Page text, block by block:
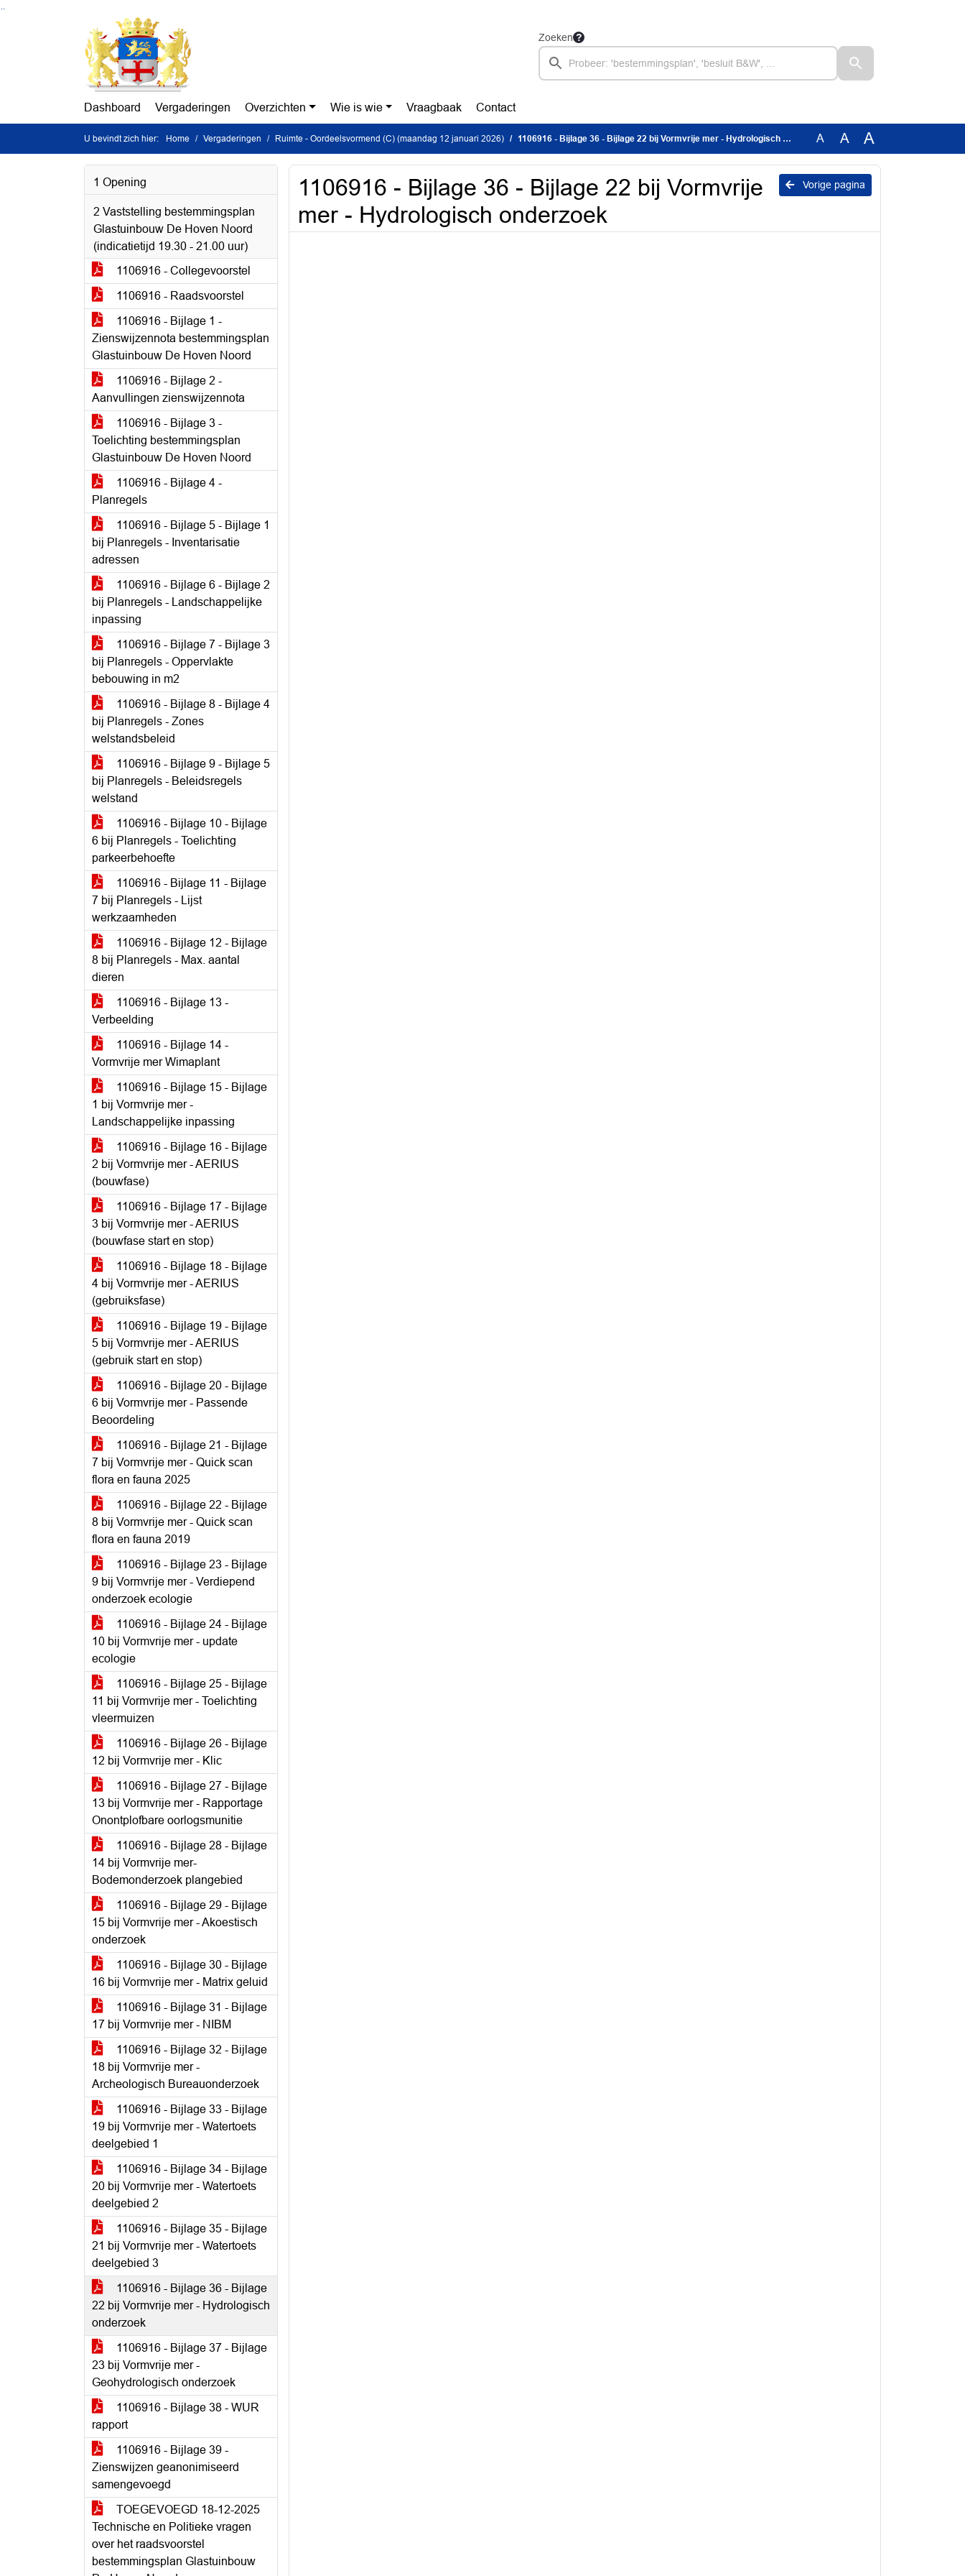
Ga naar de inhoud van deze pagina
Zoeken
Dashboard Vergaderingen Overzichten Wie is wie Vraagbaak Contact
U bevindt zich hier: Home Vergaderingen Ruimte - Oordeelsvormend (C) (maandag 12 januari 2026) 1106916 - Bijlage 36 - Bijlage 22 bij Vormvrije mer - Hydrologisch onderzoek A A A
1 Opening
2 Vaststelling bestemmingsplan
Glastuinbouw De Hoven Noord
(indicatietijd 19.30 - 21.00 uur)
1106916 - Collegevoorstel
1106916 - Raadsvoorstel
1106916 - Bijlage 1 -
Zienswijzennota bestemmingsplan
Glastuinbouw De Hoven Noord
1106916 - Bijlage 2 -
Aanvullingen zienswijzennota
1106916 - Bijlage 3 -
Toelichting bestemmingsplan
Glastuinbouw De Hoven Noord
1106916 - Bijlage 4 -
Planregels
1106916 - Bijlage 5 - Bijlage 1
bij Planregels - Inventarisatie
adressen
1106916 - Bijlage 6 - Bijlage 2
bij Planregels - Landschappelijke
inpassing
1106916 - Bijlage 7 - Bijlage 3
bij Planregels - Oppervlakte
bebouwing in m2
1106916 - Bijlage 8 - Bijlage 4
bij Planregels - Zones
welstandsbeleid
1106916 - Bijlage 9 - Bijlage 5
bij Planregels - Beleidsregels
welstand
1106916 - Bijlage 10 - Bijlage
6 bij Planregels - Toelichting
parkeerbehoefte
1106916 - Bijlage 11 - Bijlage
7 bij Planregels - Lijst
werkzaamheden
1106916 - Bijlage 12 - Bijlage
8 bij Planregels - Max. aantal
dieren
1106916 - Bijlage 13 -
Verbeelding
1106916 - Bijlage 14 -
Vormvrije mer Wimaplant
1106916 - Bijlage 15 - Bijlage
1 bij Vormvrije mer -
Landschappelijke inpassing
1106916 - Bijlage 16 - Bijlage
2 bij Vormvrije mer - AERIUS
(bouwfase)
1106916 - Bijlage 17 - Bijlage
3 bij Vormvrije mer - AERIUS
(bouwfase start en stop)
1106916 - Bijlage 18 - Bijlage
4 bij Vormvrije mer - AERIUS
(gebruiksfase)
1106916 - Bijlage 19 - Bijlage
5 bij Vormvrije mer - AERIUS
(gebruik start en stop)
1106916 - Bijlage 20 - Bijlage
6 bij Vormvrije mer - Passende
Beoordeling
1106916 - Bijlage 21 - Bijlage
7 bij Vormvrije mer - Quick scan
flora en fauna 2025
1106916 - Bijlage 22 - Bijlage
8 bij Vormvrije mer - Quick scan
flora en fauna 2019
1106916 - Bijlage 23 - Bijlage
9 bij Vormvrije mer - Verdiepend
onderzoek ecologie
1106916 - Bijlage 24 - Bijlage
10 bij Vormvrije mer - update
ecologie
1106916 - Bijlage 25 - Bijlage
11 bij Vormvrije mer - Toelichting
vleermuizen
1106916 - Bijlage 26 - Bijlage
12 bij Vormvrije mer - Klic
1106916 - Bijlage 27 - Bijlage
13 bij Vormvrije mer - Rapportage
Onontplofbare oorlogsmunitie
1106916 - Bijlage 28 - Bijlage
14 bij Vormvrije mer-
Bodemonderzoek plangebied
1106916 - Bijlage 29 - Bijlage
15 bij Vormvrije mer - Akoestisch
onderzoek
1106916 - Bijlage 30 - Bijlage
16 bij Vormvrije mer - Matrix geluid
1106916 - Bijlage 31 - Bijlage
17 bij Vormvrije mer - NIBM
1106916 - Bijlage 32 - Bijlage
18 bij Vormvrije mer -
Archeologisch Bureauonderzoek
1106916 - Bijlage 33 - Bijlage
19 bij Vormvrije mer - Watertoets
deelgebied 1
1106916 - Bijlage 34 - Bijlage
20 bij Vormvrije mer - Watertoets
deelgebied 2
1106916 - Bijlage 35 - Bijlage
21 bij Vormvrije mer - Watertoets
deelgebied 3
1106916 - Bijlage 36 - Bijlage
22 bij Vormvrije mer - Hydrologisch
onderzoek
1106916 - Bijlage 37 - Bijlage
23 bij Vormvrije mer -
Geohydrologisch onderzoek
1106916 - Bijlage 38 - WUR
rapport
1106916 - Bijlage 39 -
Zienswijzen geanonimiseerd
samengevoegd
TOEGEVOEGD 18-12-2025
Technische en Politieke vragen
over het raadsvoorstel
bestemmingsplan Glastuinbouw
Vorige pagina
1106916 - Bijlage 36 - Bijlage 22 bij Vormvrije
mer - Hydrologisch onderzoek